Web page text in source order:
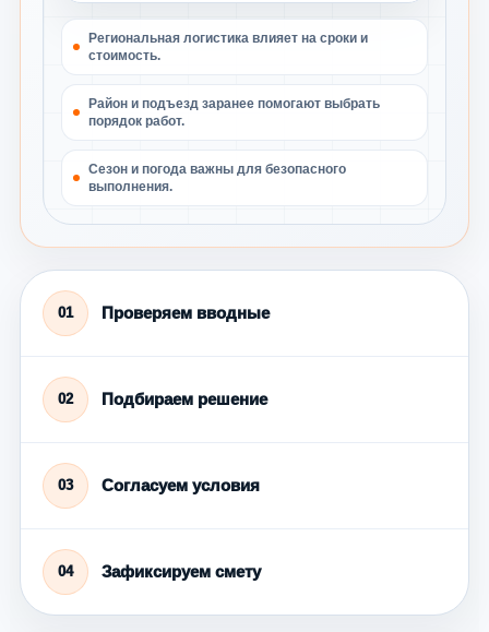
Региональная логистика влияет на сроки и
стоимость.
Район и подъезд заранее помогают выбрать
порядок работ.
Сезон и погода важны для безопасного
выполнения.
01 Проверяем вводные
02 Подбираем решение
03 Согласуем условия
04 Зафиксируем смету